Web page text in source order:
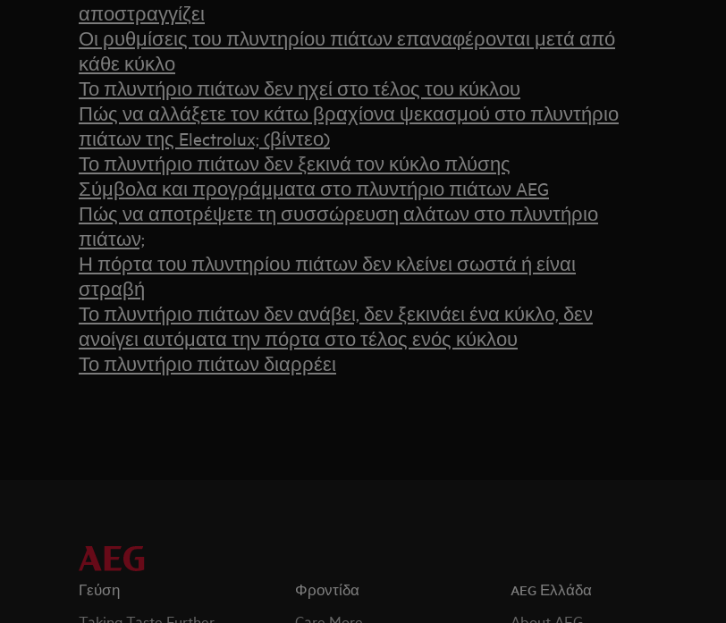
αποστραγγίζει
Οι ρυθμίσεις του πλυντηρίου πιάτων επαναφέρονται μετά από
κάθε κύκλο
Το πλυντήριο πιάτων δεν ηχεί στο τέλος του κύκλου
Πώς να αλλάξετε τον κάτω βραχίονα ψεκασμού στο πλυντήριο
πιάτων της Electrolux; (βίντεο)
Το πλυντήριο πιάτων δεν ξεκινά τον κύκλο πλύσης
Σύμβολα και προγράμματα στο πλυντήριο πιάτων AEG
Πώς να αποτρέψετε τη συσσώρευση αλάτων στο πλυντήριο
πιάτων;
Η πόρτα του πλυντηρίου πιάτων δεν κλείνει σωστά ή είναι
στραβή
Το πλυντήριο πιάτων δεν ανάβει, δεν ξεκινάει ένα κύκλο, δεν
ανοίγει αυτόματα την πόρτα στο τέλος ενός κύκλου
Το πλυντήριο πιάτων διαρρέει
Γεύση Φροντίδα AEG Ελλάδα